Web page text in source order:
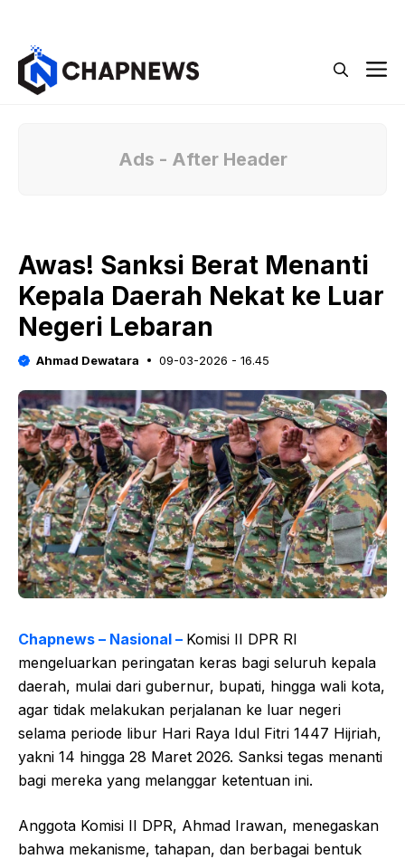
Ads - After Header
Awas! Sanksi Berat Menanti
Kepala Daerah Nekat ke Luar
Negeri Lebaran
Ahmad Dewatara 09-03-2026 - 16.45
Chapnews – Nasional – Komisi II DPR RI
mengeluarkan peringatan keras bagi seluruh kepala
daerah, mulai dari gubernur, bupati, hingga wali kota,
agar tidak melakukan perjalanan ke luar negeri
selama periode libur Hari Raya Idul Fitri 1447 Hijriah,
yakni 14 hingga 28 Maret 2026. Sanksi tegas menanti
bagi mereka yang melanggar ketentuan ini.
Anggota Komisi II DPR, Ahmad Irawan, menegaskan
bahwa mekanisme, tahapan, dan berbagai bentuk